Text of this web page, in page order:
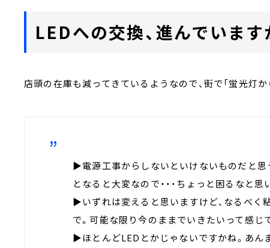
LEDへの交換、進んでいます
店頭の在庫も減ってきているようなので、街で「蛍光灯
▶電源工事からしないといけないものだと思
となると大変なので・・・ちょっと困るなと思
▶いずれは変えると思いますけど、なるべく
で。可能な限り今のままでいきたいって感じ
▶ほとんどLEDとかじゃないですかね。あん